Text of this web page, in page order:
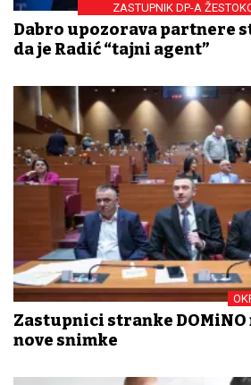
ZASTUPNIK DP-A
Dabro upozorava partnere
da je Radić “tajni agent”
Zastupnici stranke DOMiNO
nove snimke